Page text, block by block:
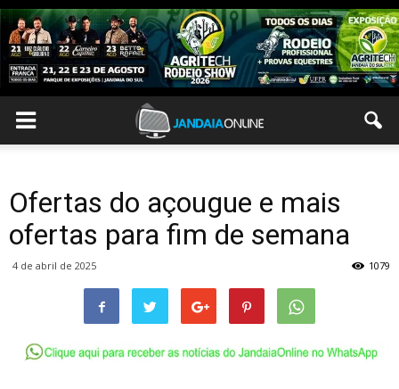
Ofertas do açougue e mais
ofertas para fim de semana
4 de abril de 2025 1079